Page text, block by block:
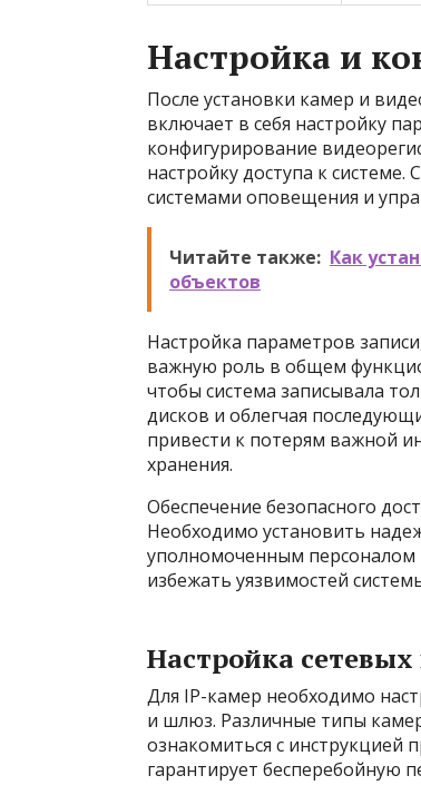
Настройка и
После установки камер и
включает в себя настройку
конфигурирование
настройку доступа к
системами оповещения и
Читайте также: Как
объектов
Настройка параметров
важную роль в общем
чтобы система записывала
дисков и облегчая
привести к потерям важной
хранения.
Обеспечение безопасного
Необходимо установить
уполномоченным персоналом
избежать уязвимостей
Настройка
Для IP-камер необходимо
и шлюз. Различные типы
ознакомиться с инструкцией
гарантирует бесперебойную